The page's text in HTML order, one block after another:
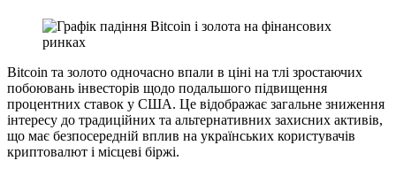
Bitcoin та золото одночасно впали в ціні на тлі зростаючих
побоювань інвесторів щодо подальшого підвищення
процентних ставок у США. Це відображає загальне зниження
інтересу до традиційних та альтернативних захисних активів,
що має безпосередній вплив на українських користувачів
криптовалют і місцеві біржі.